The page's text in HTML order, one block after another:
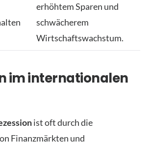
erhöhtem Sparen und
schwächerem
Wirtschaftswachstum.
im internationalen
ist oft durch die
Finanzmärkten und